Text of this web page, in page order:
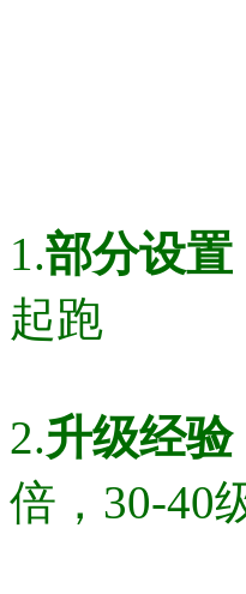
1.部分设置
起跑
2.升级经验
倍，30-40